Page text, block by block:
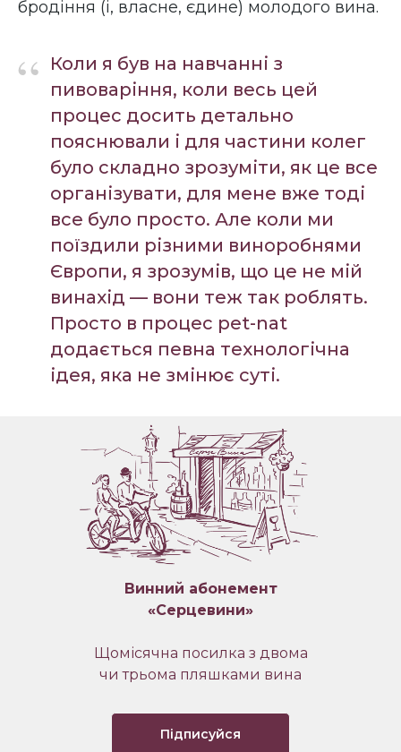
бродіння (і, власне, єдине) молодого вина.
“
Коли я був на навчанні з
пивоваріння, коли весь цей
процес досить детально
пояснювали і для частини колег
було складно зрозуміти, як це все
організувати, для мене вже тоді
все було просто. Але коли ми
поїздили різними виноробнями
Європи, я зрозумів, що це не мій
винахід — вони теж так роблять.
Просто в процес pet-nat
додається певна технологічна
ідея, яка не змінює суті.
Винний абонемент
«Серцевини»
Щомісячна посилка з двома
чи трьома пляшками вина
Підписуйся